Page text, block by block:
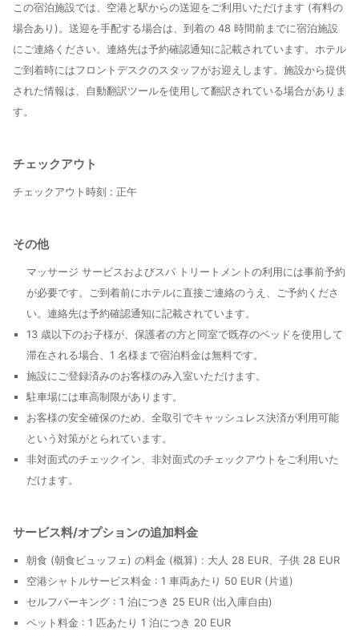
この宿泊施設では、空港と駅からの送迎をご利用いただけます (有料の
場合あり)。送迎を手配する場合は、到着の 48 時間前までに宿泊施設
にご連絡ください。連絡先は予約確認通知に記載されています。ホテル
ご到着時にはフロントデスクのスタッフがお迎えします。施設から提供
された情報は、自動翻訳ツールを使用して翻訳されている場合がありま
す。
チェックアウト
チェックアウト時刻 : 正午
その他
マッサージ サービスおよびスパ トリートメントの利用には事前予約
が必要です。ご到着前にホテルに直接ご連絡のうえ、ご予約くださ
い。連絡先は予約確認通知に記載されています。
13 歳以下のお子様が、保護者の方と同室で既存のベッドを使用して
滞在される場合、1 名様まで宿泊料金は無料です。
施設にご登録済みのお客様のみ入室いただけます。
駐車場には車高制限があります。
お客様の安全確保のため、全取引でキャッシュレス決済が利用可能
という対策がとられています。
非対面式のチェックイン、非対面式のチェックアウトをご利用いた
だけます。
サービス料/オプションの追加料金
朝食 (朝食ビュッフェ) の料金 (概算) : 大人 28 EUR、子供 28 EUR
空港シャトルサービス料金 : 1 車両あたり 50 EUR (片道)
セルフパーキング : 1 泊につき 25 EUR (出入庫自由)
ペット料金 : 1 匹あたり 1 泊につき 20 EUR